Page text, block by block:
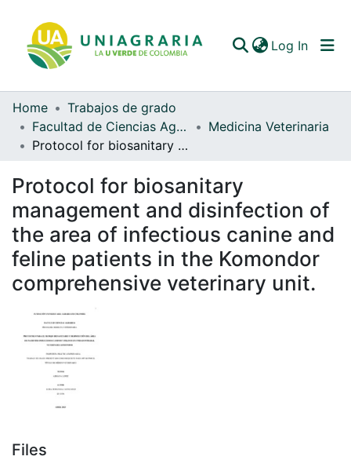
Log In
Communities & Collections
All of DSpace
Statistics
Home
Trabajos de grado
Facultad de Ciencias Agrarias
Medicina Veterinaria
Protocol for biosanitary management and disinfection of the area of ​​infectious canine and feline patients in the Komondor comprehensive veterinary unit.
Protocol for biosanitary
management and disinfection of
the area of ​​infectious canine and
feline patients in the Komondor
comprehensive veterinary unit.
Files